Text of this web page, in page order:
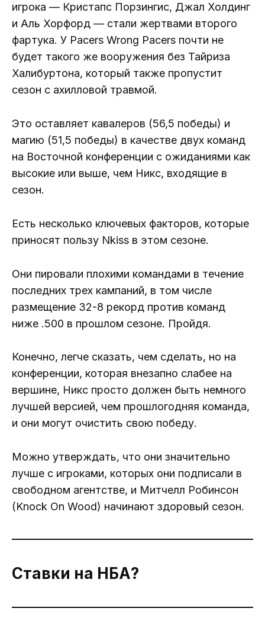
игрока — Кристапс Порзингис, Джал Холдинг
и Аль Хорфорд — стали жертвами второго
фартука. У Pacers Wrong Pacers почти не
будет такого же вооружения без Тайриза
Халибуртона, который также пропустит
сезон с ахилловой травмой.
Это оставляет кавалеров (56,5 победы) и
магию (51,5 победы) в качестве двух команд
на Восточной конференции с ожиданиями как
высокие или выше, чем Никс, входящие в
сезон.
Есть несколько ключевых факторов, которые
приносят пользу Nkiss в этом сезоне.
Они пировали плохими командами в течение
последних трех кампаний, в том числе
размещение 32-8 рекорд против команд
ниже .500 в прошлом сезоне. Пройдя.
Конечно, легче сказать, чем сделать, но на
конференции, которая внезапно слабее на
вершине, Никс просто должен быть немного
лучшей версией, чем прошлогодняя команда,
и они могут очистить свою победу.
Можно утверждать, что они значительно
лучше с игроками, которых они подписали в
свободном агентстве, и Митчелл Робинсон
(Knock On Wood) начинают здоровый сезон.
Ставки на НБА?